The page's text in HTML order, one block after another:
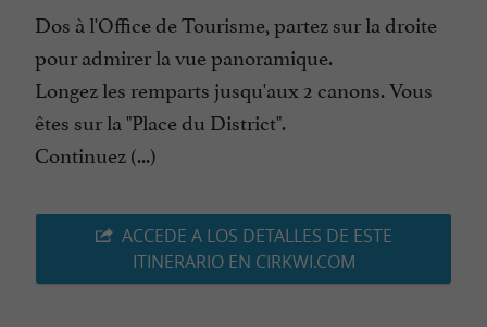
Dos à l'Office de Tourisme, partez sur la droite
pour admirer la vue panoramique.
Longez les remparts jusqu'aux 2 canons. Vous
êtes sur la "Place du District".
Continuez (...)
ACCEDE A LOS DETALLES DE ESTE
ITINERARIO EN CIRKWI.COM